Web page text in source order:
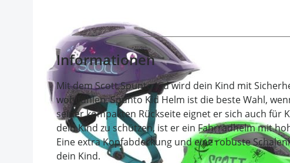
Informationen
Mit dem Scott Spunto Kid wird dein Kind mit
wohlfühlen. Spunto Kid Helm ist die beste Wahl,
seiner kompakten Rückseite eignet er sich auch für
dein Kind zu schützen, ist er ein Fahrradhelm mit
Eine extra Kopfabdeckung und eine robuste
dein Kind.